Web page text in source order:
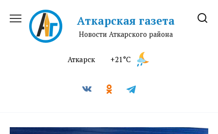
содержанию
Аткарская газета
Новости Аткарского района
Аткарск +21°C